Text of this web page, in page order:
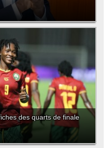
des quarts de finale